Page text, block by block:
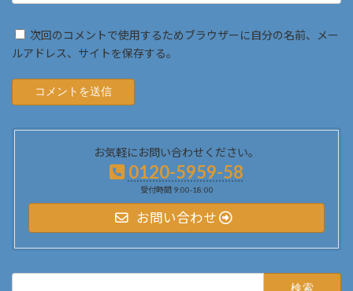
次回のコメントで使用するためブラウザーに自分の名前、メー
ルアドレス、サイトを保存する。
お気軽にお問い合わせください。
0120-5959-58
受付時間 9:00-18:00
お問い合わせ